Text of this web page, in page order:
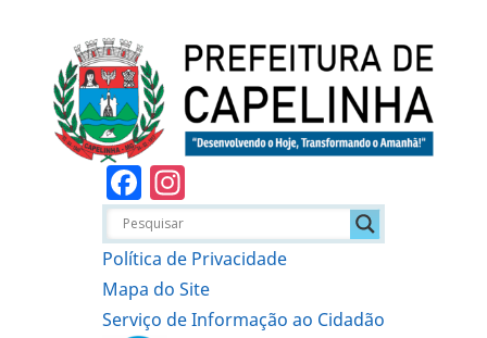
Facebook
Política de Privacidade
Mapa do Site
Serviço de Informação ao Cidadão